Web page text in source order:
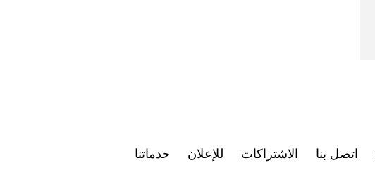
اتصل بنا الاشتراكات للإعلان خدماتنا